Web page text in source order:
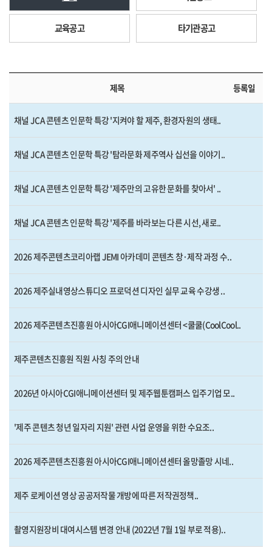
교육공고 타기관공고
제목 등록일
채널 JCA 콘텐츠 인문학 특강 '지켜야 할 제주, 환경자원의 생태..
채널 JCA 콘텐츠 인문학 특강 '탐라문화 제주역사 십선을 이야기..
채널 JCA 콘텐츠 인문학 특강 '제주만의 고유한 문화를 찾아서' ..
채널 JCA 콘텐츠 인문학 특강 '제주를 바라보는 다른 시선, 새로..
2026 제주콘텐츠코리아랩 JEMI 아카데미 콘텐츠 창·제작 과정 수..
2026 제주실내영상스튜디오 프로덕션 디자인 실무 교육 수강생 ..
2026 제주콘텐츠진흥원 아시아CGI애니메이션센터 <쿨쿨(CoolCool..
제주콘텐츠진흥원 직원 사칭 주의 안내
2026년 아시아CGI애니메이션센터 및 제주웹툰캠퍼스 입주기업 모..
'제주 콘텐츠 청년 일자리 지원' 관련 사업 운영을 위한 수요조..
2026 제주콘텐츠진흥원 아시아CGI애니메이션센터 올망졸망 시네..
제주 로케이션 영상 공공저작물 개방에 따른 저작권정책..
촬영지원장비 대여시스템 변경 안내 (2022년 7월 1일 부로 적용)..